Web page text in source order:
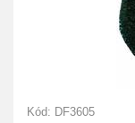
Kód: DF3605